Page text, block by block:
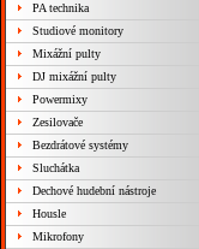
PA technika
Studiové monitory
Mixážní pulty
DJ mixážní pulty
Powermixy
Zesilovače
Bezdrátové systémy
Sluchátka
Dechové hudební nástroje
Housle
Mikrofony